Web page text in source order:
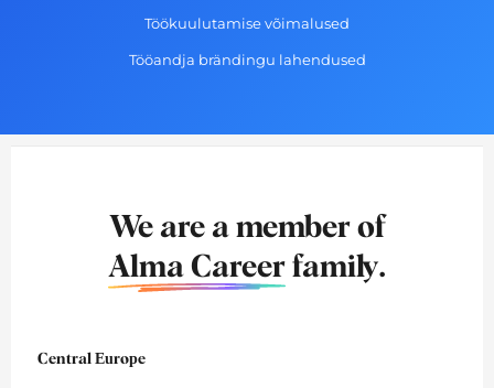
Töökuulutamise võimalused
Tööandja brändingu lahendused
We are a member of
Alma Career family.
Central Europe